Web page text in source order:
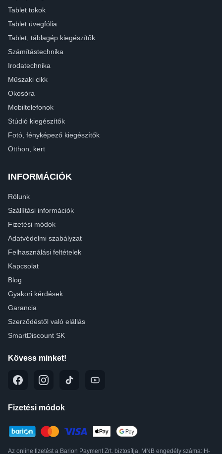
Tablet tokok
Tablet üvegfólia
Tablet, táblagép kiegészítők
Számítástechnika
Irodatechnika
Műszaki cikk
Okosóra
Mobiltelefonok
Stúdió kiegészítők
Fotó, fényképező kiegészítők
Otthon, kert
INFORMÁCIÓK
Rólunk
Szállítási információk
Fizetési módok
Adatvédelmi szabályzat
Felhasználási feltételek
Kapcsolat
Blog
Gyakori kérdések
Garancia
Szerződéstől való elállás
SmartDiscount SK
Kövess minket!
Fizetési módok
Az online fizetést a Barion Payment Zrt. biztosítja, MNB engedély száma: H-